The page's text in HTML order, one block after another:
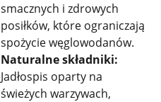
smacznych i zdrowych
posiłków, które ograniczają
spożycie węglowodanów.
Naturalne składniki:
Jadłospis oparty na
świeżych warzywach,